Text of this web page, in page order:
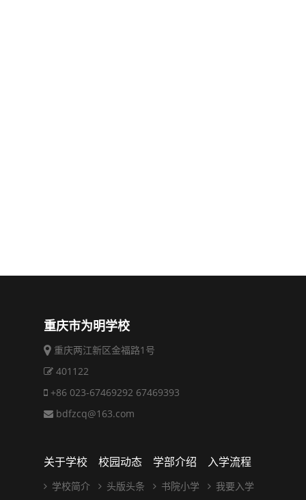
重庆市为明学校
重庆两江新区金福路1号
401122
+86 023-67469292 67469393
bdfzcq@163.com
关于学校
学校简介
校园动态
头版头条
学部介绍
书院小学
入学流程
我要入学